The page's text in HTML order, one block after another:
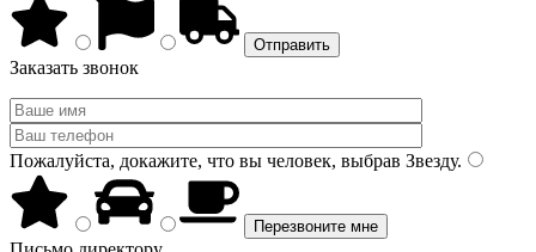
Заказать звонок
Пожалуйста, докажите, что вы человек, выбрав Звезду.